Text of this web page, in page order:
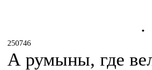
.
250746
А румыны, где